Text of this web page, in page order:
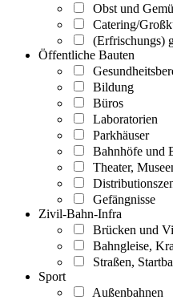
Obst und
Catering/
(Erfrischungs)
Öffentliche Bauten
Bildung
Büros
Laboratorien
Parkhäuser
Bahnhöfe und
Theater,
Gefängnisse
Zivil-Bahn-Infra
Brücken und
Bahngleise,
Straßen,
Sport
Außenbahnen